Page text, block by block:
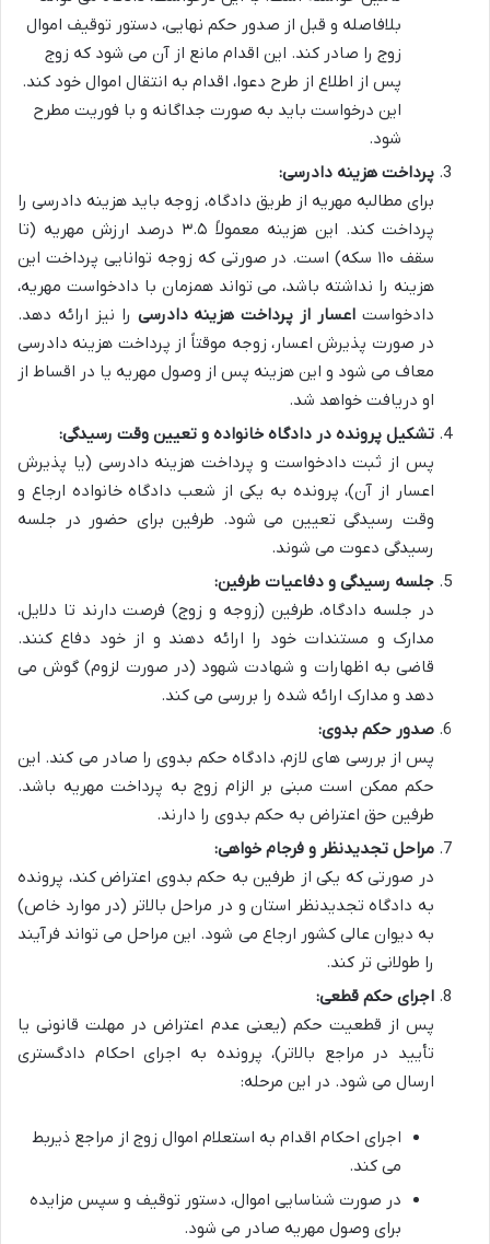
بلافاصله و قبل از صدور حکم نهایی، دستور توقیف اموال
زوج را صادر کند. این اقدام مانع از آن می شود که زوج
پس از اطلاع از طرح دعوا، اقدام به انتقال اموال خود کند.
این درخواست باید به صورت جداگانه و با فوریت مطرح
شود.
پرداخت هزینه دادرسی:
برای مطالبه مهریه از طریق دادگاه، زوجه باید هزینه دادرسی را
پرداخت کند. این هزینه معمولاً ۳.۵ درصد ارزش مهریه (تا
سقف ۱۱۰ سکه) است. در صورتی که زوجه توانایی پرداخت این
هزینه را نداشته باشد، می تواند همزمان با دادخواست مهریه،
دادخواست اعسار از پرداخت هزینه دادرسی را نیز ارائه دهد.
در صورت پذیرش اعسار، زوجه موقتاً از پرداخت هزینه دادرسی
معاف می شود و این هزینه پس از وصول مهریه یا در اقساط از
او دریافت خواهد شد.
تشکیل پرونده در دادگاه خانواده و تعیین وقت رسیدگی:
پس از ثبت دادخواست و پرداخت هزینه دادرسی (یا پذیرش
اعسار از آن)، پرونده به یکی از شعب دادگاه خانواده ارجاع و
وقت رسیدگی تعیین می شود. طرفین برای حضور در جلسه
رسیدگی دعوت می شوند.
جلسه رسیدگی و دفاعیات طرفین:
در جلسه دادگاه، طرفین (زوجه و زوج) فرصت دارند تا دلایل،
مدارک و مستندات خود را ارائه دهند و از خود دفاع کنند.
قاضی به اظهارات و شهادت شهود (در صورت لزوم) گوش می
دهد و مدارک ارائه شده را بررسی می کند.
صدور حکم بدوی:
پس از بررسی های لازم، دادگاه حکم بدوی را صادر می کند. این
حکم ممکن است مبنی بر الزام زوج به پرداخت مهریه باشد.
طرفین حق اعتراض به حکم بدوی را دارند.
مراحل تجدیدنظر و فرجام خواهی:
در صورتی که یکی از طرفین به حکم بدوی اعتراض کند، پرونده
به دادگاه تجدیدنظر استان و در مراحل بالاتر (در موارد خاص)
به دیوان عالی کشور ارجاع می شود. این مراحل می تواند فرآیند
را طولانی تر کند.
اجرای حکم قطعی:
پس از قطعیت حکم (یعنی عدم اعتراض در مهلت قانونی یا
تأیید در مراجع بالاتر)، پرونده به اجرای احکام دادگستری
ارسال می شود. در این مرحله:
اجرای احکام اقدام به استعلام اموال زوج از مراجع ذیربط
می کند.
در صورت شناسایی اموال، دستور توقیف و سپس مزایده
برای وصول مهریه صادر می شود.